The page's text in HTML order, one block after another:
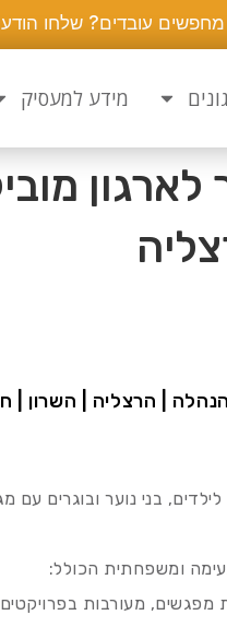
מחפשים עובדים? שלחו
מידע למעסיק
לארגון
| הרצליה | השרון |
בני נוער ובוגרים עם
ומשפחתית הכולל:
מפגשים, מעורבות